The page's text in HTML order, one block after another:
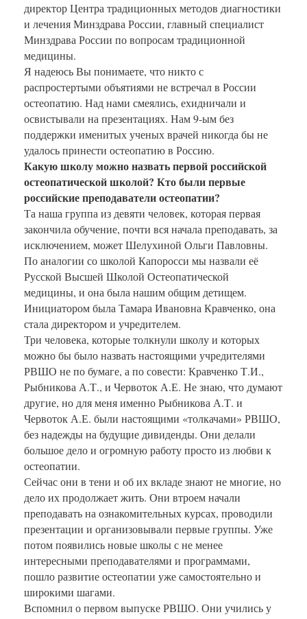
директор Центра традиционных методов диагностики
и лечения Минздрава России, главный специалист
Минздрава России по вопросам традиционной
медицины.
Я надеюсь Вы понимаете, что никто с
распростертыми объятиями не встречал в России
остеопатию. Над нами смеялись, ехидничали и
освистывали на презентациях. Нам 9-ым без
поддержки именитых ученых врачей никогда бы не
удалось принести остеопатию в Россию.
Какую школу можно назвать первой российской
остеопатической школой? Кто были первые
российские преподаватели остеопатии?
Та наша группа из девяти человек, которая первая
закончила обучение, почти вся начала преподавать, за
исключением, может Шелухиной Ольги Павловны.
По аналогии со школой Капоросси мы назвали её
Русской Высшей Школой Остеопатической
медицины, и она была нашим общим детищем.
Инициатором была Тамара Ивановна Кравченко, она
стала директором и учредителем.
Три человека, которые толкнули школу и которых
можно бы было назвать настоящими учредителями
РВШО не по бумаге, а по совести: Кравченко Т.И.,
Рыбникова А.Т., и Червоток А.Е. Не знаю, что думают
другие, но для меня именно Рыбникова А.Т. и
Червоток А.Е. были настоящими «толкачами» РВШО,
без надежды на будущие дивиденды. Они делали
большое дело и огромную работу просто из любви к
остеопатии.
Сейчас они в тени и об их вкладе знают не многие, но
дело их продолжает жить. Они втроем начали
преподавать на ознакомительных курсах, проводили
презентации и организовывали первые группы. Уже
потом появились новые школы с не менее
интересными преподавателями и программами,
пошло развитие остеопатии уже самостоятельно и
широкими шагами.
Вспомнил о первом выпуске РВШО. Они учились у